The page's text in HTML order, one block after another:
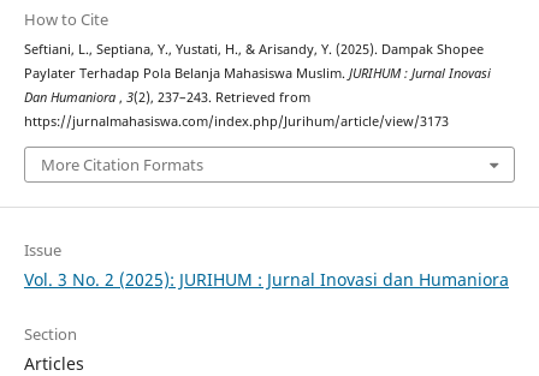
How to Cite
Seftiani, L., Septiana, Y., Yustati, H., & Arisandy, Y. (2025). Dampak Shopee
Paylater Terhadap Pola Belanja Mahasiswa Muslim. JURIHUM : Jurnal Inovasi
Dan Humaniora , 3(2), 237–243. Retrieved from
https://jurnalmahasiswa.com/index.php/Jurihum/article/view/3173
More Citation Formats
Issue
Vol. 3 No. 2 (2025): JURIHUM : Jurnal Inovasi dan Humaniora
Section
Articles